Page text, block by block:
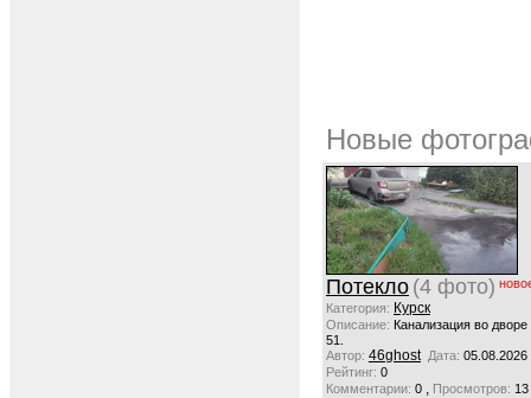
Новые
Потекло (4 фото)
Категория: Курск
Описание: Канализация во
51.
Автор: 46ghost Дата: 05.08.2026
Рейтинг: 0
Комментарии: 0 , Просмотров: 13